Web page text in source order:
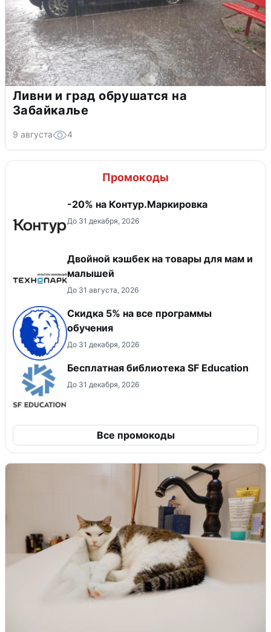
Ливни и град обрушатся на
Забайкалье
9 августа 4
Промокоды
-20% на Контур.Маркировка
До 31 декабря, 2026
Двойной кэшбек на товары для мам и
малышей
До 31 августа, 2026
Скидка 5% на все программы
обучения
До 31 декабря, 2026
Бесплатная библиотека SF Education
До 31 декабря, 2026
Все промокоды